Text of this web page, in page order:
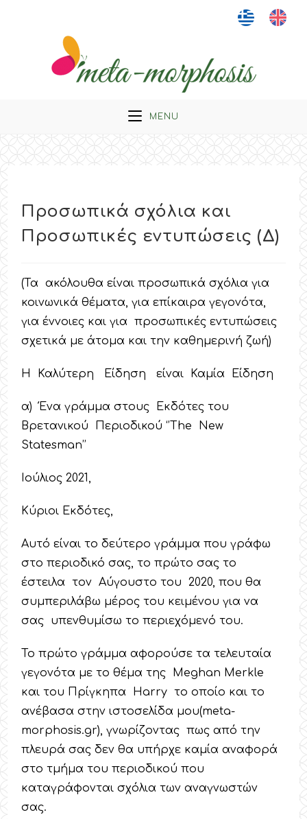
MENU
Προσωπικά σχόλια και
Προσωπικές εντυπώσεις (Δ)
(Τα ακόλουθα είναι προσωπικά σχόλια για
κοινωνικά θέματα, για επίκαιρα γεγονότα,
για έννοιες και για προσωπικές εντυπώσεις
σχετικά με άτομα και την καθημερινή ζωή)
Η Καλύτερη Είδηση είναι Καμία Είδηση
α) Ένα γράμμα στους Εκδότες του
Βρετανικού Περιοδικού ‘’The New
Statesman’’
Ιούλιος 2021,
Κύριοι Εκδότες,
Αυτό είναι το δεύτερο γράμμα που γράφω
στο περιοδικό σας, το πρώτο σας το
έστειλα τον Αύγουστο του 2020, που θα
συμπεριλάβω μέρος του κειμένου για να
σας υπενθυμίσω το περιεχόμενό του.
Το πρώτο γράμμα αφορούσε τα τελευταία
γεγονότα με το θέμα της Meghan Merkle
και του Πρίγκηπα Harry το οποίο και το
ανέβασα στην ιστοσελίδα μου(meta-
morphosis.gr), γνωρίζοντας πως από την
πλευρά σας δεν θα υπήρχε καμία αναφορά
στο τμήμα του περιοδικού που
καταγράφονται σχόλια των αναγνωστών
σας.